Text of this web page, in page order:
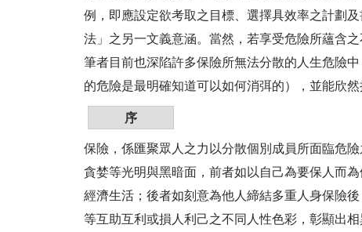
例，即應設定欲考取之目標、選擇具效率之計劃
法」之另一文義意涵。當然，若享受危險所蘊含
筆者目前也深陷許多保險所無法分散的人生危險
的危險是最明確知道可以如何消弭的），並能欣
序
保險，係匯聚眾人之力以分散個別成員所面臨危
貪婪等光明與黑暗面，前者如以自己為要保人而
經濟生活；後者如刻意為他人締結多重人身保險
等互助互利或損人利己之不同人性色彩，彰顯出